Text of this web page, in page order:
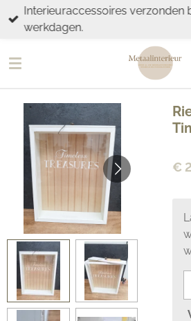
Ga
direct
de
Interieuraccessoires verzonden
werkdagen.
€